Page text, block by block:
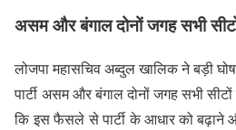
असम और बंगाल दोनों जगह सभी
लोजपा महासचिव अब्दुल खालिक ने बड़ी
पार्टी असम और बंगाल दोनों जगह सभी
कि इस फैसले से पार्टी के आधार को बढ़ाने